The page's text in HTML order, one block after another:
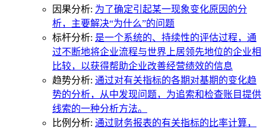
因果分析: 为了确定引起某一现象变化原因的分
析，主要解决“为什么”的问题
标杆分析: 是一个系统的、持续性的评估过程，通
过不断地将企业流程与世界上居领先地位的企业相
比较，以获得帮助企业改善经营绩效的信息
趋势分析: 通过对有关指标的各期对基期的变化趋
势的分析，从中发现问题，为追索和检查账目提供
线索的一种分析方法。
比例分析: 通过财务报表的有关指标的比率计算，